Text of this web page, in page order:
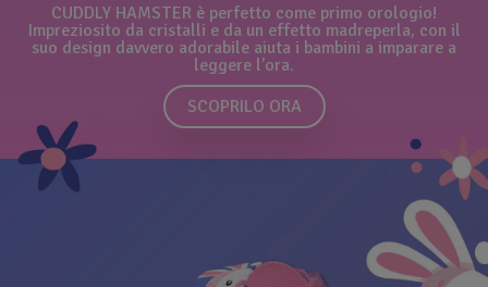
CUDDLY HAMSTER è perfetto come primo orologio!
Impreziosito da cristalli e da un effetto madreperla, con il
suo design davvero adorabile aiuta i bambini a imparare a
leggere l’ora.
SCOPRILO ORA